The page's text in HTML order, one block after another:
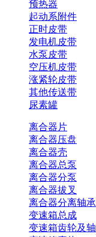
预热器
起动系附件
正时皮带
发电机皮带
水泵皮带
空压机皮带
涨紧轮皮带
其他传送带
尿素罐
离合器片
离合器压盘
离合器壳
离合器总泵
离合器分泵
离合器拔叉
离合器分离轴承
变速箱总成
变速箱齿轮及轴